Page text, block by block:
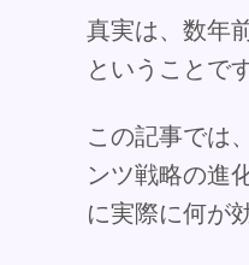
真実は、数年
ということです
この記事では
ンツ戦略の進
に実際に何が